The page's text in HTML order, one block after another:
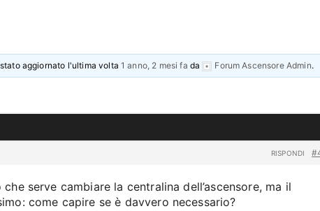
aggiornato l'ultima volta 1 anno, 2 mesi fa da Forum Ascensore Admin.
RISPONDI
serve cambiare la centralina dell’ascensore, ma il
come capire se è davvero necessario?